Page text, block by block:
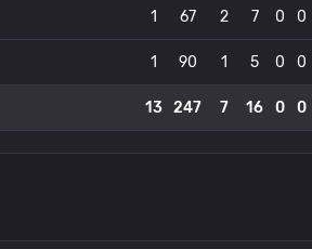
1 67 2 7 0 0
1 90 1 5 0 0
13 247 7 16 0 0